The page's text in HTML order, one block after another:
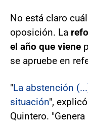
No está claro
oposición. La
el año que viene
se apruebe en
"La abstención
situación",
Quintero.